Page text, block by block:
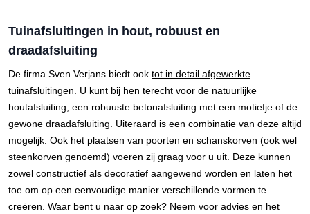
Tuinafsluitingen in hout, robuust en
draadafsluiting
De firma Sven Verjans biedt ook tot in detail afgewerkte
tuinafsluitingen . U kunt bij hen terecht voor de natuurlijke
houtafsluiting, een robuuste betonafsluiting met een motiefje of de
gewone draadafsluiting. Uiteraard is een combinatie van deze altijd
mogelijk. Ook het plaatsen van poorten en schanskorven (ook wel
steenkorven genoemd) voeren zij graag voor u uit. Deze kunnen
zowel constructief als decoratief aangewend worden en laten het
toe om op een eenvoudige manier verschillende vormen te
creëren. Waar bent u naar op zoek? Neem voor advies en het